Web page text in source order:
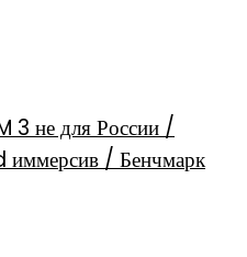
не для России /
/ Бенчмарк